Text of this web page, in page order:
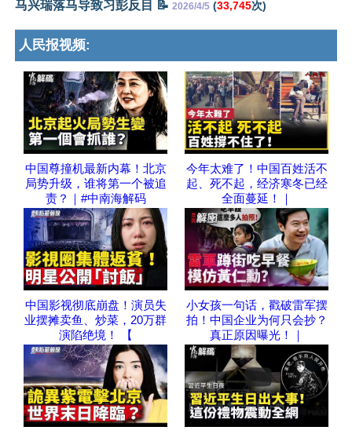
马兴瑞落马导致习彭反目 📝 2026/4/5 (33,745次)
人民报视频:
中国尊撞机最新内幕！北京
局势升级，谁将第一个被追
责？｜#中南海解码
今年太难了！中国百姓活不
起、死不起，经济寒冬已经
全面蔓延！｜
中国影视彻底崩盘！演员失
业摆摊卖鱼、炒菜，20万群
演陷绝境！ 【
小女孩一句话，戳破雷军摆
拍！中国企业为何只会抄？
真正原因曝光！｜